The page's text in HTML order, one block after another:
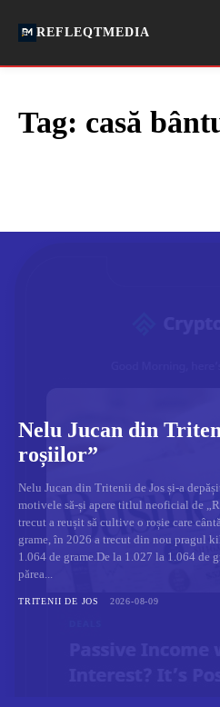
REFLEQTMEDIA
Tag: casă
Nelu Jucan din
roșiilor”
Nelu Jucan din Tritenii de Jos și-a
motivele să-și apere titlul neoficial de
trecut a reușit să cultive o roșie care
grame, în 2026 a trecut din nou pragul
1.064 de grame.De la 1.027 la 1.064 de
părea...
TRITENII DE JOS 2026-08-09